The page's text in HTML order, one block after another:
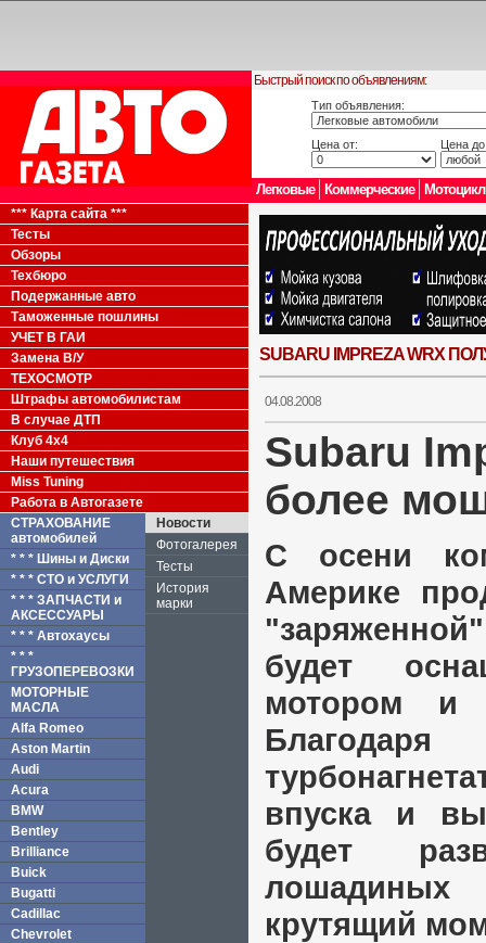
Быстрый поиск по объявлениям:
Тип объявления:
Цена от: Цена
Легковые Коммерческие
*** Карта сайта ***
Тесты
Обзоры
Техбюро
Подержанные авто
Таможенные пошлины
УЧЕТ В ГАИ
Замена В/У
ТЕХОСМОТР
Штрафы автомобилистам
В случае ДТП
Клуб 4x4
Наши путешествия
Miss Tuning
Работа в Автогазете
СТРАХОВАНИЕ
автомобилей
* * * Шины и Диски
* * * СТО и УСЛУГИ
* * * ЗАПЧАСТИ и
АКСЕССУАРЫ
* * * Автохаусы
* * *
ГРУЗОПЕРЕВОЗКИ
МОТОРНЫЕ
МАСЛА
Alfa Romeo
Aston Martin
Audi
Acura
BMW
Bentley
Brilliance
Buick
Bugatti
Cadillac
Chevrolet
Новости
Фотогалерея
Тесты
История
марки
SUBARU IMPREZA WRX
04.08.2008
Subaru
более
С осени
Америке
будет
мотором и
Благодаря
впуска и
будет
крутящий